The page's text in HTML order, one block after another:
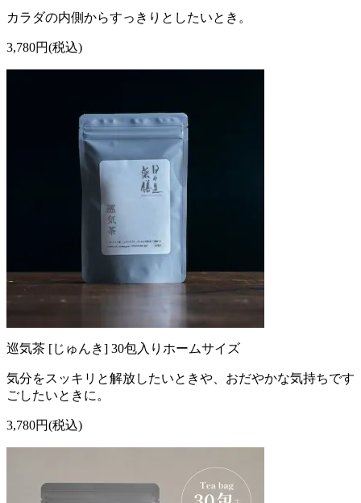
カラダの内側からすっきりとしたいとき。
3,780円(税込)
巡気茶 [じゅんき] 30包入りホームサイズ
気分をスッキリと解放したいときや、おだやかな気持ちです
ごしたいときに。
3,780円(税込)